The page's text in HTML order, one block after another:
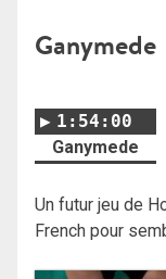
Ganymede
1:54:00
Ganymede
Un futur jeu de
French pour